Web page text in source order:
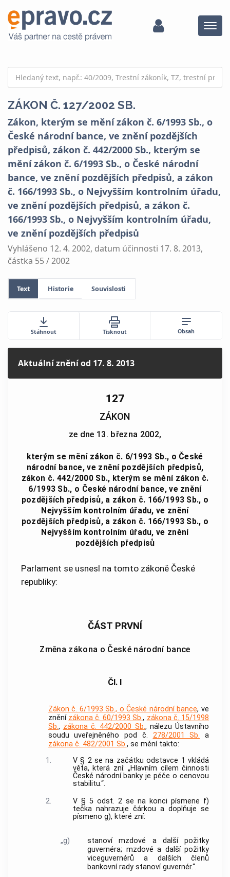
Menu
ZÁKON Č. 127/2002 SB.
Zákon, kterým se mění zákon č. 6/1993 Sb., o
České národní bance, ve znění pozdějších
předpisů, zákon č. 442/2000 Sb., kterým se
mění zákon č. 6/1993 Sb., o České národní
bance, ve znění pozdějších předpisů, a zákon
č. 166/1993 Sb., o Nejvyšším kontrolním úřadu,
ve znění pozdějších předpisů, a zákon č.
166/1993 Sb., o Nejvyšším kontrolním úřadu,
ve znění pozdějších předpisů
Vyhlášeno 12. 4. 2002, datum účinnosti 17. 8. 2013,
částka 55 / 2002
Text Historie Souvislosti
Stáhnout Tisknout Obsah
Aktuální zněníod 17. 8. 2013
127
ZÁKON
ze dne 13. března 2002,
kterým se mění zákon č. 6/1993 Sb., o České
národní bance, ve znění pozdějších předpisů,
zákon č. 442/2000 Sb., kterým se mění zákon č.
6/1993 Sb., o České národní bance, ve znění
pozdějších předpisů, a zákon č. 166/1993 Sb., o
Nejvyšším kontrolním úřadu, ve znění
pozdějších předpisů, a zákon č. 166/1993 Sb., o
Nejvyšším kontrolním úřadu, ve znění
pozdějších předpisů
Parlament se usnesl na tomto zákoně České
republiky:
ČÁST PRVNÍ
Změna zákona o České národní bance
Čl. I
Zákon č. 6/1993 Sb., o České národní bance, ve
znění zákona č. 60/1993 Sb., zákona č. 15/1998
Sb., zákona č. 442/2000 Sb., nálezu Ústavního
soudu uveřejněného pod č. 278/2001 Sb. a
zákona č. 482/2001 Sb., se mění takto:
1.
V § 2 se na začátku odstavce 1 vkládá
věta, která zní: „Hlavním cílem činnosti
České národní banky je péče o cenovou
stabilitu.“.
2.
V § 5 odst. 2 se na konci písmene f)
tečka nahrazuje čárkou a doplňuje se
písmeno g), které zní:
„g)
stanoví mzdové a další požitky
guvernéra; mzdové a další požitky
viceguvernérů a dalších členů
bankovní rady stanoví guvernér.“.